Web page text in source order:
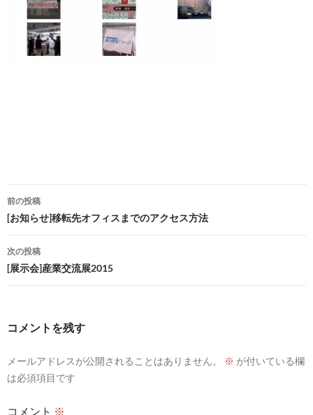
投
稿
ナ
ビ
ゲ
ョ
前の投稿
[お知らせ]移転先オフィスまでのアクセス方法
次の投稿
[展示会]産業交流展2015
コメントを残す
メールアドレスが公開されることはありません。 ※ が付いている欄
は必須項目です
コメント ※